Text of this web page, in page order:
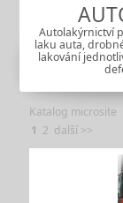
Autolakýrnictví
laku auta,
lakování
Katalog microsite
1 2 další >>